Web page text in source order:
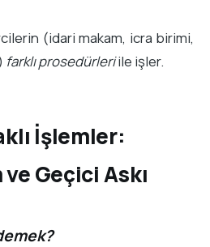
(idari makam, icra birimi,
farklı prosedürleriile işler.
İşlemler:
Geçici Askı